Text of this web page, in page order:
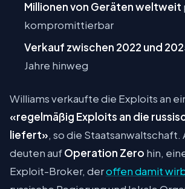
Millionen von Geräten weltweit
kompromittierbar
Verkauf zwischen 2022 und
Jahre hinweg
Williams verkaufte die Exploits an
«regelmäßig Exploits an die
liefert», so die Staatsanwaltschaft.
deuten aufOperation Zero hin,
Exploit-Broker, deroffen damit